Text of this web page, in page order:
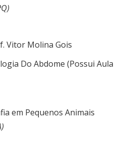
Vitor Molina Gois
Do Abdome (Possui Aula
em Pequenos Animais